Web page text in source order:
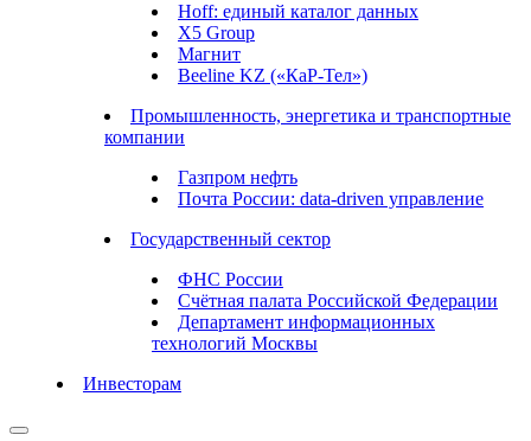
Hoff: единый каталог данных
X5 Group
Магнит
Beeline KZ («КаР-Тел»)
Промышленность, энергетика и транспортные
компании
Газпром нефть
Почта России: data-driven управление
Государственный сектор
ФНС России
Счётная палата Российской Федерации
Департамент информационных
технологий Москвы
Инвесторам